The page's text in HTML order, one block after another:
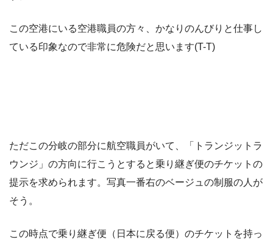
この空港にいる空港職員の方々、かなりのんびりと仕事し
ている印象なので非常に危険だと思います(T-T)
ただこの分岐の部分に航空職員がいて、「トランジットラ
ウンジ」の方向に行こうとすると乗り継ぎ便のチケットの
提示を求められます。写真一番右のベージュの制服の人が
そう。
この時点で乗り継ぎ便（日本に戻る便）のチケットを持っ